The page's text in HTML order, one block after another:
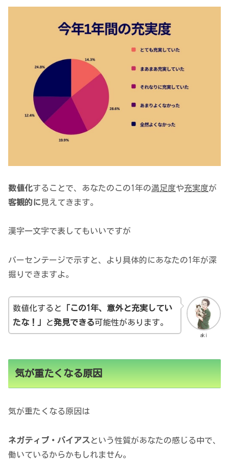
数値化することで、あなたのこの1年の満足度や充実度が
客観的に見えてきます。
漢字一文字で表してもいいですが
パーセンテージで示すと、より具体的にあなたの1年が深
掘りできますよ。
aki
数値化すると
「この1年、意外と充実してい
たな！」
と発見できる可能性があります。
気が重たくなる原因
気が重たくなる原因は
ネガティブ・バイアス という性質があなたの感じる中で、
働いているからかもしれません。